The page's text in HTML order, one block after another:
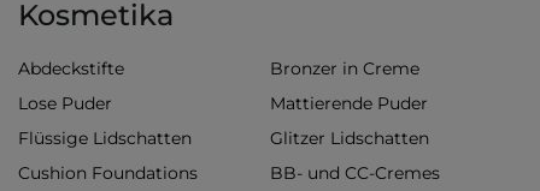
Kosmetika
Abdeckstifte
Bronzer in Creme
Lose Puder
Mattierende Puder
Flüssige Lidschatten
Glitzer Lidschatten
Cushion Foundations
BB- und CC-Cremes